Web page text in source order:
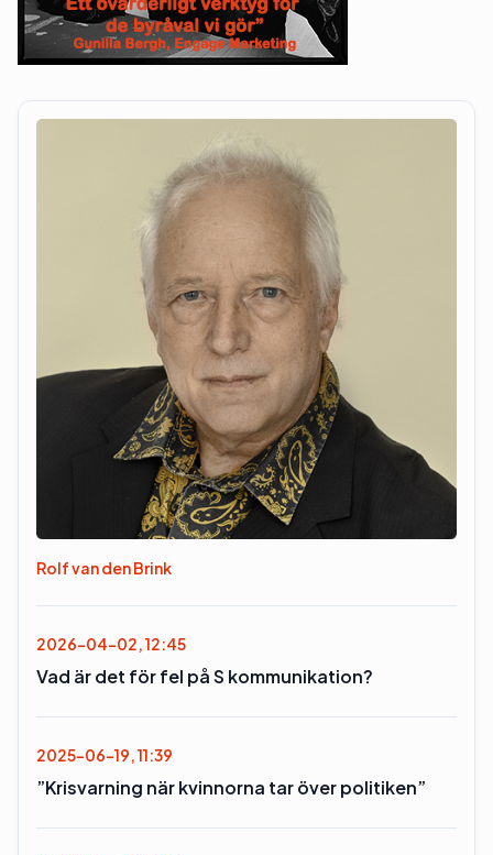
Rolf van den Brink
2026-04-02, 12:45
Vad är det för fel på S kommunikation?
2025-06-19, 11:39
”Krisvarning när kvinnorna tar över politiken”